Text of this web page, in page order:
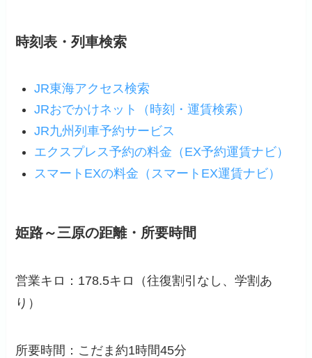
時刻表・列車検索
JR東海アクセス検索
JRおでかけネット（時刻・運賃検索）
JR九州列車予約サービス
エクスプレス予約の料金（EX予約運賃ナビ）
スマートEXの料金（スマートEX運賃ナビ）
姫路～三原の距離・所要時間
営業キロ：178.5キロ（往復割引なし 、学割あ
り）
所要時間：こだま約1時間45分